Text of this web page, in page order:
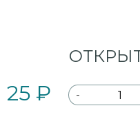
25 ₽ -